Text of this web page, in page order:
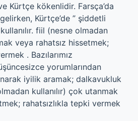
Kürtçe kökenlidir. Farsça’da
Kürtçe’de ” şiddetli
fiil (nesne olmadan
veya rahatsız hissetmek;
. Bazılarımız
yorumlarından
iyilik aramak; dalkavukluk
kullanılır) çok utanmak
rahatsızlıkla tepki vermek